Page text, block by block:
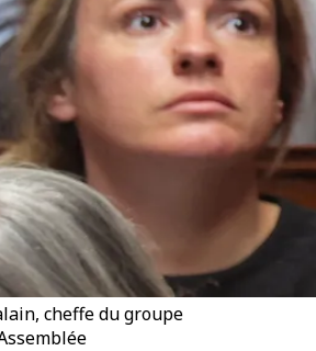
cheffe du groupe